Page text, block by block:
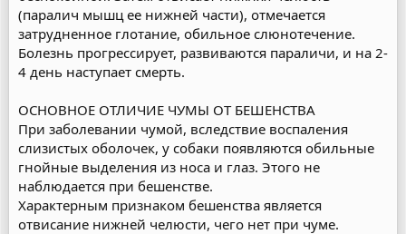
(паралич мышц ее нижней части), отмечается
затрудненное глотание, обильное слюнотечение.
Болезнь прогрессирует, развиваются параличи, и на 2-
4 день наступает смерть.
ОСНОВНОЕ ОТЛИЧИЕ ЧУМЫ ОТ БЕШЕНСТВА
При заболевании чумой, вследствие воспаления
слизистых оболочек, у собаки появляются обильные
гнойные выделения из носа и глаз. Этого не
наблюдается при бешенстве.
Характерным признаком бешенства является
отвисание нижней челюсти, чего нет при чуме.